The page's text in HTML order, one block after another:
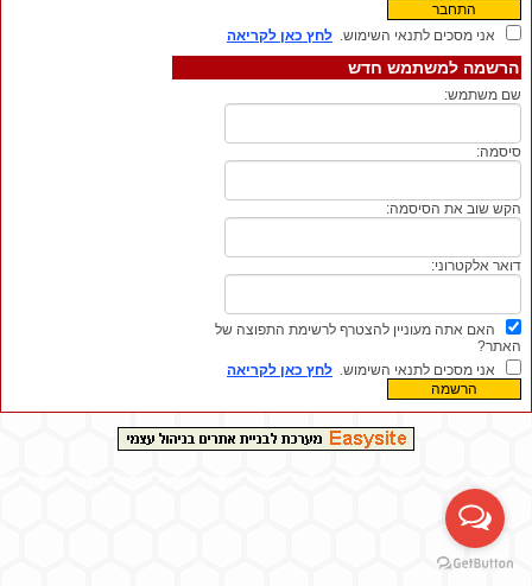
אני מסכים לתנאי השימוש. לחץ כאן לקריאה
הרשמה למשתמש חדש
שם משתמש:
סיסמה:
הקש שוב את הסיסמה:
דואר אלקטרוני:
האם אתה מעוניין להצטרף לרשימת התפוצה של
האתר?
אני מסכים לתנאי השימוש. לחץ כאן לקריאה